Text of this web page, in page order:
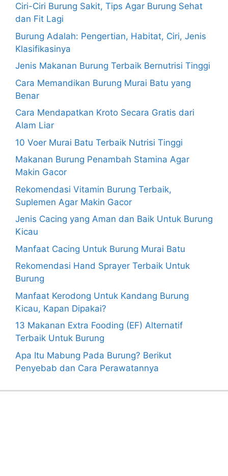
Ciri-Ciri Burung Sakit, Tips Agar Burung Sehat
dan Fit Lagi
Burung Adalah: Pengertian, Habitat, Ciri, Jenis
Klasifikasinya
Jenis Makanan Burung Terbaik Bernutrisi Tinggi
Cara Memandikan Burung Murai Batu yang
Benar
Cara Mendapatkan Kroto Secara Gratis dari
Alam Liar
10 Voer Murai Batu Terbaik Nutrisi Tinggi
Makanan Burung Penambah Stamina Agar
Makin Gacor
Rekomendasi Vitamin Burung Terbaik,
Suplemen Agar Makin Gacor
Jenis Cacing yang Aman dan Baik Untuk Burung
Kicau
Manfaat Cacing Untuk Burung Murai Batu
Rekomendasi Hand Sprayer Terbaik Untuk
Burung
Manfaat Kerodong Untuk Kandang Burung
Kicau, Kapan Dipakai?
13 Makanan Extra Fooding (EF) Alternatif
Terbaik Untuk Burung
Apa Itu Mabung Pada Burung? Berikut
Penyebab dan Cara Perawatannya